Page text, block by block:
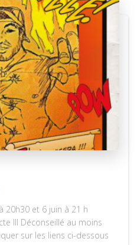
20h30 et 6 juin à 21 h
III Déconseillé au moins
sur les liens ci-dessous